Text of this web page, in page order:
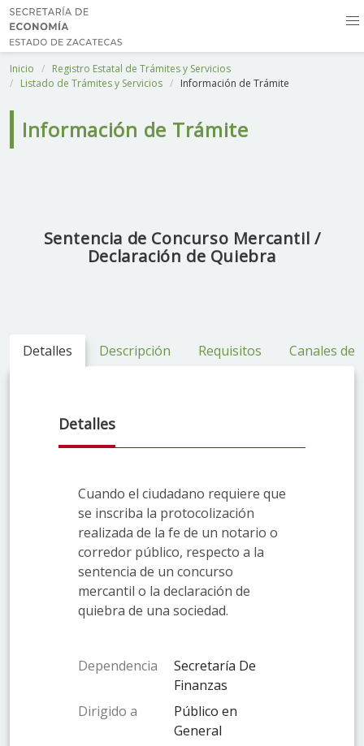
Inicio
Registro Estatal de Trámites y Servicios
Listado de Trámites y Servicios
Información de Trámite
Información de Trámite
Sentencia de Concurso Mercantil /
Declaración de Quiebra
Detalles Descripción Requisitos Canales de
Detalles
Cuando el ciudadano requiere que
se inscriba la protocolización
realizada de la fe de un notario o
corredor público, respecto a la
sentencia de un concurso
mercantil o la declaración de
quiebra de una sociedad.
Dependencia
Secretaría De
Finanzas
Dirigido a
Público en
General